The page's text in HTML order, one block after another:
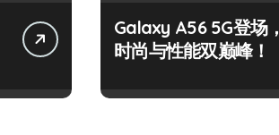
Galaxy A56 5G登场，
时尚与性能双巅峰！